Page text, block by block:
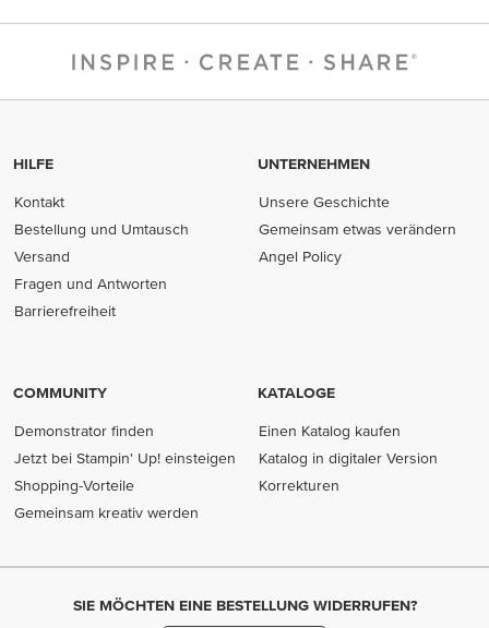
HILFE
Kontakt
Bestellung und Umtausch
Versand
Fragen und Antworten
Barrierefreiheit
UNTERNEHMEN
Unsere Geschichte
Gemeinsam etwas verändern
Angel Policy
COMMUNITY
Demonstrator finden
Jetzt bei Stampin' Up! einsteigen
Shopping-Vorteile
Gemeinsam kreativ werden
KATALOGE
Einen Katalog kaufen
Katalog in digitaler Version
Korrekturen
SIE MÖCHTEN EINE BESTELLUNG WIDERRUFEN?